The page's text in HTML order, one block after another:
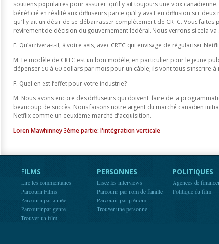
soutiens populaires pour assurer qu’il y ait toujours une voix canadienne.
bénéficié en réalité aux diffuseurs parce qu’il y avait eu diffusion sur deux
qu’il y ait un désir de se débarrasser complètement de CRTC. Vous faites
revirement de décision du gouvernement fédéral. Nous verrons si cela va
F. Qu’arrivera-t-il, à votre avis, avec CRTC qui envisage de régulariser
M. Le modèle de CRTC est un bon modèle, en particulier pour le jeune
dépenser 50 à 60 dollars par mois pour un câble; ils vont tous s’inscrire
F. Quel en est l’effet pour votre industrie?
M. Nous avons encore des diffuseurs qui doivent faire de la
beaucoup de succès. Nous faisons notre argent du marché canadien
Netflix comme un deuxième marché d’acquisition.
Loren Mawhinney 3ème partie: l'intégration verticale
FILMS
Lire les commentaires
Parcourir Films
Parcourir par année
Parcourir par genre
Trouver un film
PERSONNES
Lisez les interviews
Parcourir par nom de famille
Parcourir par prénom
Trouver une personne
POLITIQUES
Agences de
Politique du film